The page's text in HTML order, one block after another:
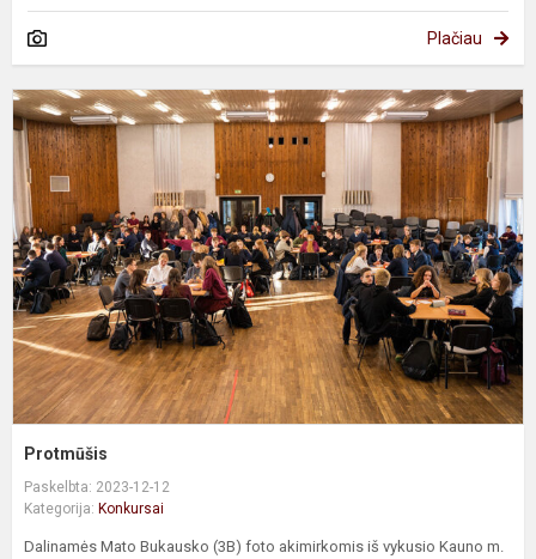
Plačiau
Protmūšis
Paskelbta: 2023-12-12
Kategorija: Konkursai
Dalinamės Mato Bukausko (3B) foto akimirkomis iš vykusio Kauno m.